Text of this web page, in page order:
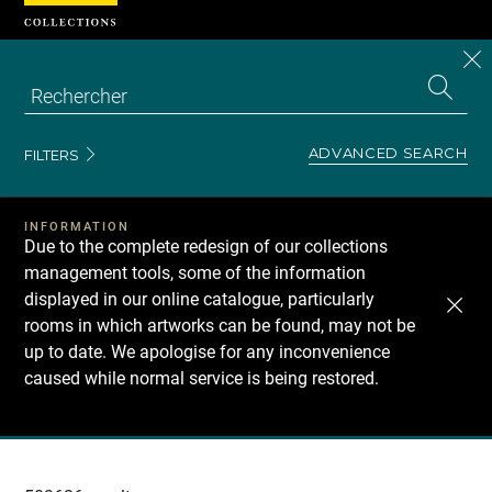
FILTERS ADVANCED SEARCH
INFORMATION
Due to the complete redesign of our collections
management tools, some of the information
displayed in our online catalogue, particularly
rooms in which artworks can be found, may not be
up to date. We apologise for any inconvenience
caused while normal service is being restored.
Recherche
Cookies management panel